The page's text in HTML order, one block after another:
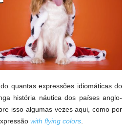
quantas expressões idiomáticas do
história náutica dos países anglo-
isso algumas vezes aqui, como por
with flying colors